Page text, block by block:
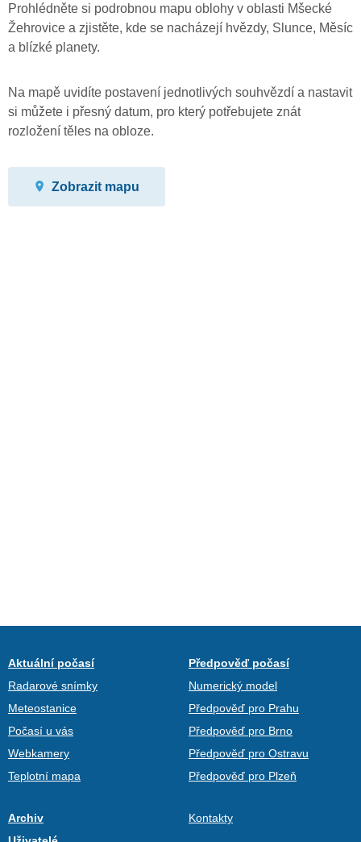
Prohlédněte si podrobnou mapu oblohy v oblasti Mšecké
Žehrovice a zjistěte, kde se nacházejí hvězdy, Slunce, Měsíc
a blízké planety.
Na mapě uvidíte postavení jednotlivých souhvězdí a nastavit
si můžete i přesný datum, pro který potřebujete znát
rozložení těles na obloze.
Zobrazit mapu
Aktuální počasí
Radarové snímky
Meteostanice
Počasí u vás
Webkamery
Teplotní mapa
Předpověď počasí
Numerický model
Předpověď pro Prahu
Předpověď pro Brno
Předpověď pro Ostravu
Předpověď pro Plzeň
Archiv
Kontakty